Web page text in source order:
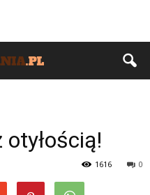
0
1616